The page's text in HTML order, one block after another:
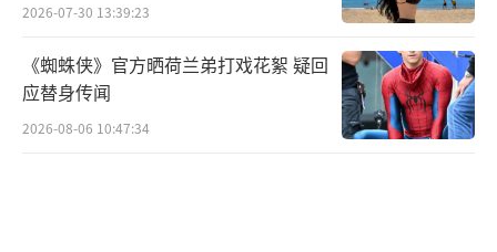
2026-07-30 13:39:23
《蜘蛛侠》官方晒荷兰弟打戏花絮 疑回
应替身传闻
2026-08-06 10:47:34